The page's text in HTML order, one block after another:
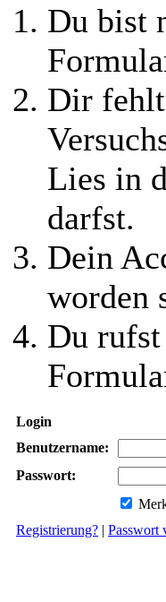
Du bist
Dir fehlt
Lies in
darfst.
Dein
worden
Du rufst
Login
Benutzername:
Passwort:
Registrierung? | Passwort